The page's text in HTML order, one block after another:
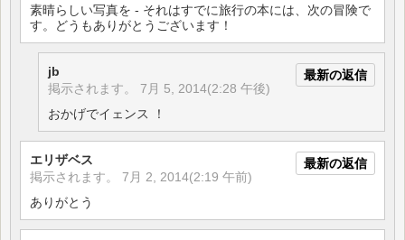
素晴らしい写真を - それはすでに旅行の本には、次の冒険で
す。どうもありがとうございます！
最新の返信
jb
掲示されます。 7月 5, 2014(2:28 午後)
おかげでイェンス ！
最新の返信
エリザベス
掲示されます。 7月 2, 2014(2:19 午前)
ありがとう